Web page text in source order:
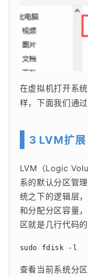
在虚拟机打开系
样，下面我们通过
3 LVM扩展
LVM（Logic
系的默认分区管
统之下的逻辑层
和分配分区容量
区就是几行代码的
sudo fdisk -l
查看当前系统分